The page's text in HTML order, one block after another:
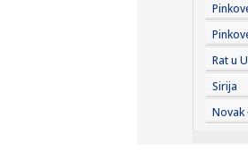
14:01:
13:58:
13:58:
inostr...
Rat u
Sirija